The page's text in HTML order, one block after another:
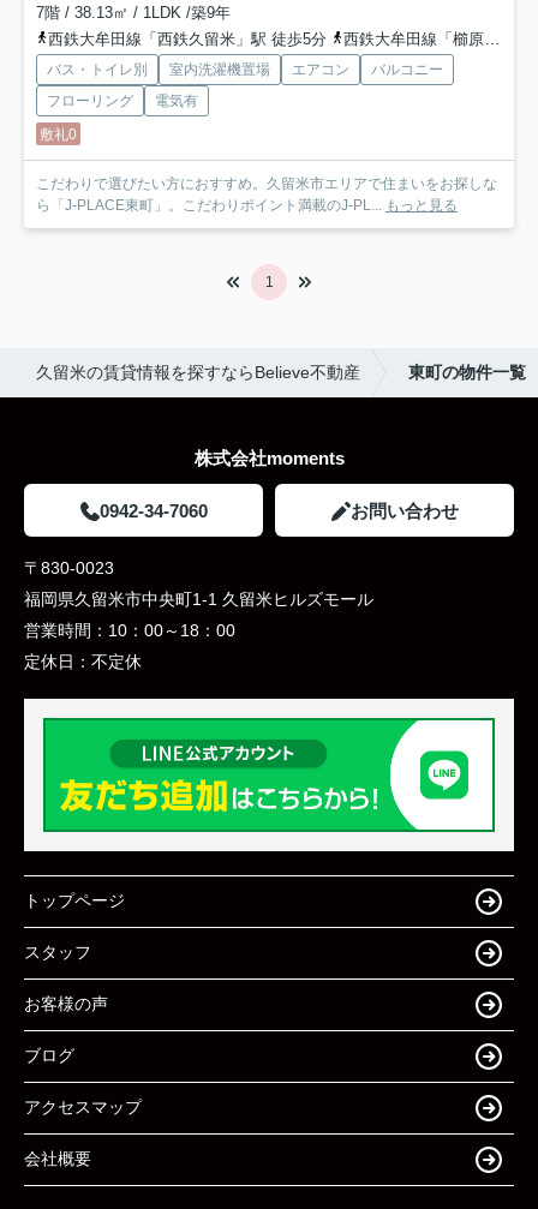
7階 / 38.13㎡ / 1LDK /築9年
西鉄大牟田線「西鉄久留米」駅 徒歩5分
西鉄大牟田線「櫛原」駅 徒歩9分
バス・トイレ別 室内洗濯機置場 エアコン
バルコニー
フローリング
電気有
敷礼0
こだわりで選びたい方におすすめ。久留米市エリアで住まいをお探しな
ら「J-PLACE東町」。こだわりポイント満載のJ-PL...
もっと見る
1
久留米の賃貸情報を探すならBelieve不動産 東町の物件一覧
株式会社moments
0942-34-7060 お問い合わせ
〒830-0023
福岡県久留米市中央町1-1 久留米ヒルズモール
営業時間： 10：00～18：00
定休日： 不定休
トップページ
スタッフ
お客様の声
ブログ
アクセスマップ
会社概要